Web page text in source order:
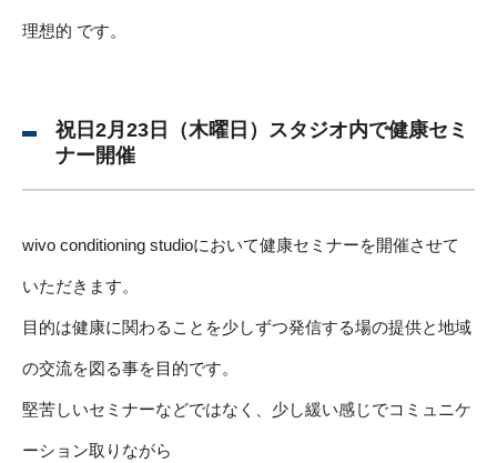
理想的 です。
祝日2月23日（木曜日）スタジオ内で健康セミ
ナー開催
wivo conditioning studioにおいて健康セミナーを開催させて
いただきます。
目的は健康に関わることを少しずつ発信する場の提供と地域
の交流を図る事を目的です。
堅苦しいセミナーなどではなく、少し緩い感じでコミュニケ
ーション取りながら